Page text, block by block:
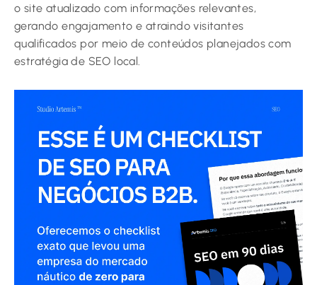
o site atualizado com informações relevantes,
gerando engajamento e atraindo visitantes
qualificados por meio de conteúdos planejados com
estratégia de SEO local.